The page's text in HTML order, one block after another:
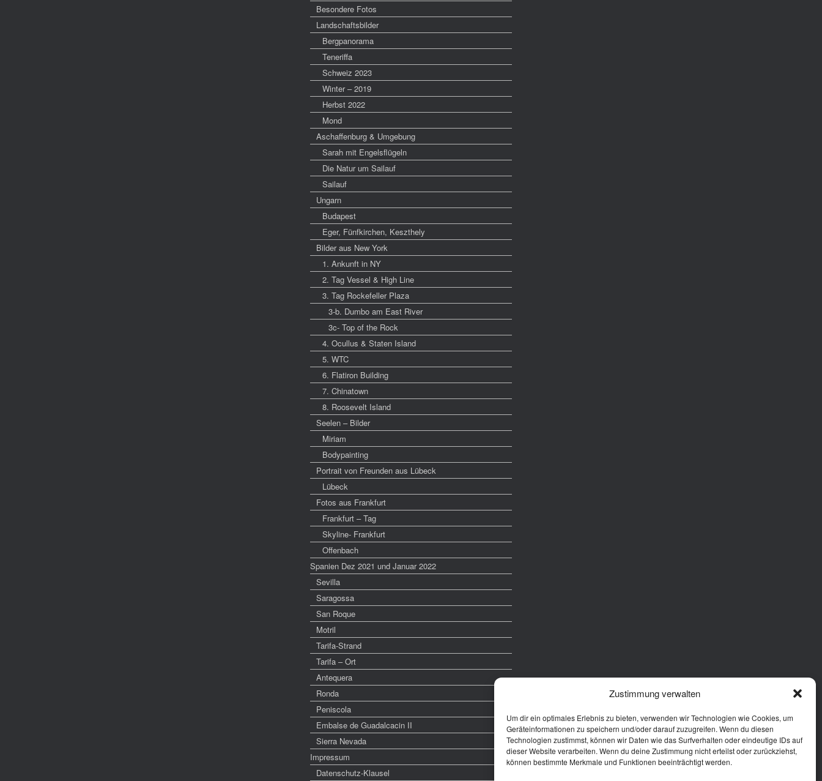
Zustimmung verwalten
Um dir ein optimales Erlebnis zu bieten, verwenden wir Technologien wie Cookies, um
Geräteinformationen zu speichern und/oder darauf zuzugreifen. Wenn du diesen
Technologien zustimmst, können wir Daten wie das Surfverhalten oder eindeutige IDs auf
dieser Website verarbeiten. Wenn du deine Zustimmung nicht erteilst oder zurückziehst,
können bestimmte Merkmale und Funktionen beeinträchtigt werden.
Besondere Fotos
Landschaftsbilder
Bergpanorama
Teneriffa
Schweiz 2023
Winter – 2019
Herbst 2022
Mond
Aschaffenburg & Umgebung
Sarah mit Engelsflügeln
Die Natur um Sailauf
Sailauf
Ungarn
Budapest
Eger, Fünfkirchen, Keszthely
Bilder aus New York
1. Ankunft in NY
2. Tag Vessel & High Line
3. Tag Rockefeller Plaza
3-b. Dumbo am East River
3c- Top of the Rock
4. Ocullus & Staten Island
5. WTC
6. Flatiron Building
7. Chinatown
8. Roosevelt Island
Seelen – Bilder
Miriam
Bodypainting
Portrait von Freunden aus Lübeck
Lübeck
Fotos aus Frankfurt
Frankfurt – Tag
Skyline- Frankfurt
Offenbach
Spanien Dez 2021 und Januar 2022
Sevilla
Saragossa
San Roque
Motril
Tarifa-Strand
Tarifa – Ort
Antequera
Ronda
Peniscola
Embalse de Guadalcacin II
Sierra Nevada
Impressum
Datenschutz-Klausel